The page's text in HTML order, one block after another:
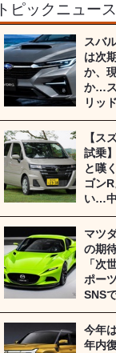
トピックニュー
スバ
は次
か、
か…
リッ
【ス
試乗
と嘆
ゴン
い…
マツ
の期
「次
ポー
SNS
今年
年内